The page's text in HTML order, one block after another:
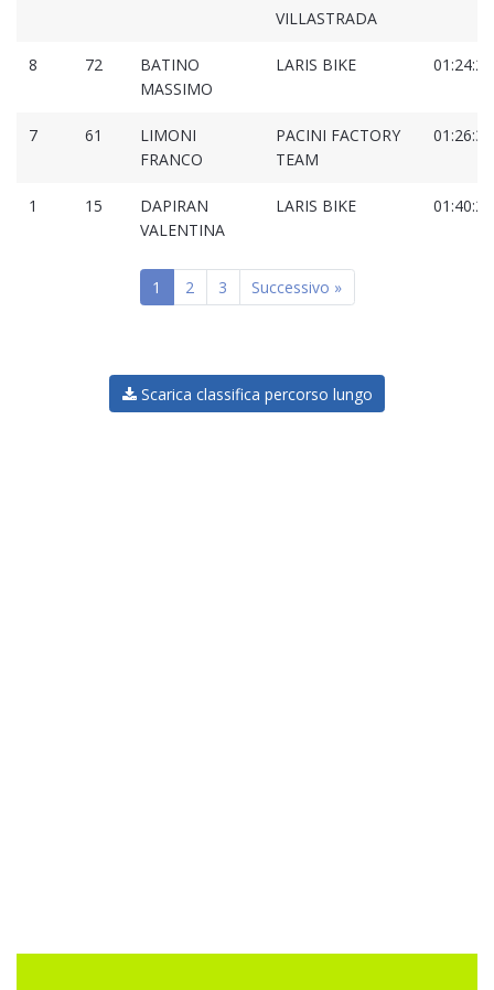
VILLASTRADA
8 72
BATINO
MASSIMO
LARIS BIKE
7 61
LIMONI
FRANCO
PACINI FACTORY
TEAM
1 15
DAPIRAN
VALENTINA
LARIS BIKE
1 2 3 Successivo »
Scarica classifica percorso lungo